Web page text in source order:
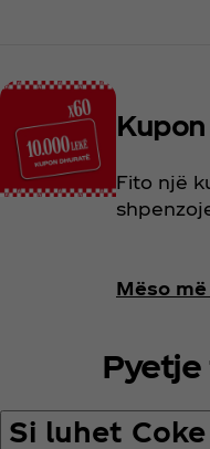
Kupon
Fito një
Mëso
Si luhet